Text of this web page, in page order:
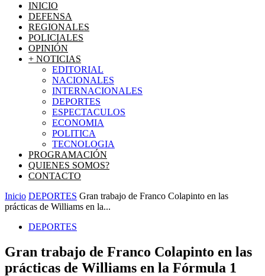
INICIO
DEFENSA
REGIONALES
POLICIALES
OPINIÓN
+ NOTICIAS
EDITORIAL
NACIONALES
INTERNACIONALES
DEPORTES
ESPECTACULOS
ECONOMIA
POLITICA
TECNOLOGIA
PROGRAMACIÓN
QUIENES SOMOS?
CONTACTO
Inicio DEPORTES Gran trabajo de Franco Colapinto en las
prácticas de Williams en la...
DEPORTES
Gran trabajo de Franco Colapinto en las
prácticas de Williams en la Fórmula 1